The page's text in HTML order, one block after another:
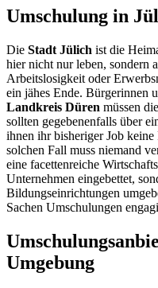
Umschulung in
Die Stadt Jülich ist die
hier nicht nur leben, sondern
Arbeitslosigkeit oder
ein jähes Ende. Bürgerinnen
Landkreis Düren müssen
sollten gegebenenfalls über
ihnen ihr bisheriger Job
solchen Fall muss niemand
eine facettenreiche
Unternehmen eingebettet,
Bildungseinrichtungen
Sachen Umschulungen
Umgebung